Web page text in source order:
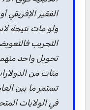
الفقير الإفريقي
ولو مات نتيجة
التجريب
تحويل واحد
مئات من
تستمر ما بين
في الولايات